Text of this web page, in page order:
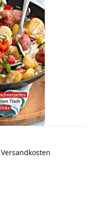
Versandkosten